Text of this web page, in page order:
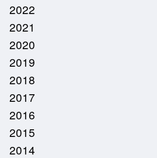
2022
2021
2020
2019
2018
2017
2016
2015
2014